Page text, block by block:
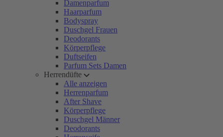
Damenparfum
Haarparfum
Bodyspray
Duschgel Frauen
Deodorants
Körperpflege
Duftseifen
Parfum Sets Damen
Herrendüfte
Alle anzeigen
Herrenparfum
After Shave
Körperpflege
Duschgel Männer
Deodorants